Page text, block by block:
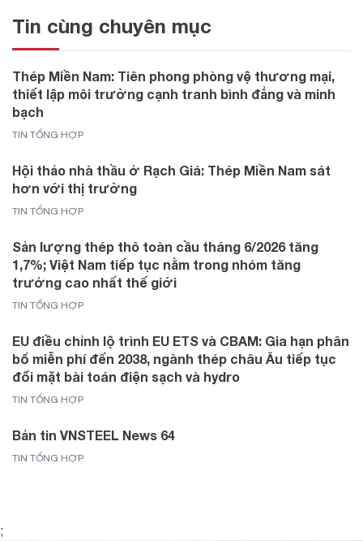
Tin cùng chuyên mục
Thép Miền Nam: Tiên phong phòng vệ thương mại,
thiết lập môi trường cạnh tranh bình đẳng và minh
bạch
TIN TỔNG HỢP
Hội thảo nhà thầu ở Rạch Giá: Thép Miền Nam sát
hơn với thị trường
TIN TỔNG HỢP
Sản lượng thép thô toàn cầu tháng 6/2026 tăng
1,7%; Việt Nam tiếp tục nằm trong nhóm tăng
trưởng cao nhất thế giới
TIN TỔNG HỢP
EU điều chỉnh lộ trình EU ETS và CBAM: Gia hạn phân
bổ miễn phí đến 2038, ngành thép châu Âu tiếp tục
đối mặt bài toán điện sạch và hydro
TIN TỔNG HỢP
Bản tin VNSTEEL News 64
TIN TỔNG HỢP
;